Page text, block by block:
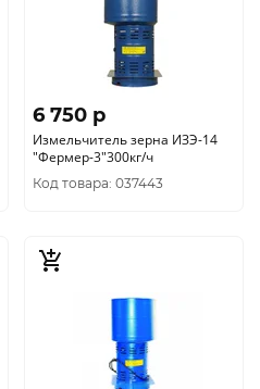
6 750 p
Измельчитель зерна ИЗЭ-14
"Фермер-3"300кг/ч
Код товара: 037443